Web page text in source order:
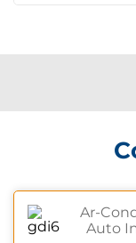
Ar-
Auto